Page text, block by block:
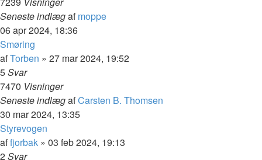
Seneste indlægafmoppe
06 apr 2024, 18:36
Smøring
afTorben » 27 mar 2024, 19:52
5Svar
7470 Visninger
Seneste indlægafCarsten B. Thomsen
30 mar 2024, 13:35
Styrevogen
affjorbak » 03 feb 2024, 19:13
2Svar